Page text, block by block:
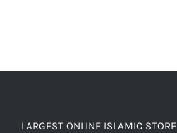
LARGEST ONLINE ISLAMIC STORE